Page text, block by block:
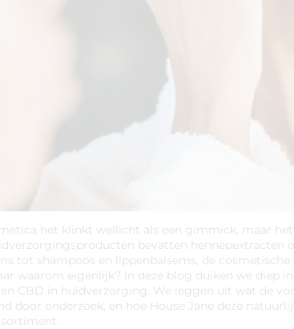
het klinkt wellicht als een gimmick, maar
bevatten hennepextracten
tot shampoos en lippenbalsems, de
waarom eigenlijk? In deze blog duiken we diep
CBD in huidverzorging. We leggen uit wat de
door onderzoek, en hoe House Jane deze